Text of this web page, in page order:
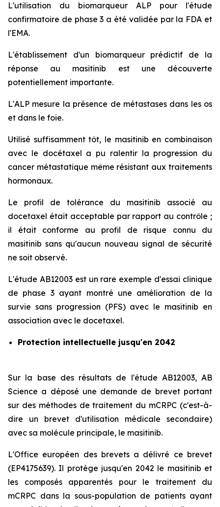
L'utilisation du biomarqueur ALP pour l'étude
confirmatoire de phase 3 a été validée par la FDA et
l'EMA.
L'établissement d'un biomarqueur prédictif de la
réponse au masitinib est une découverte
potentiellement importante.
L'ALP mesure la présence de métastases dans les os
et dans le foie.
Utilisé suffisamment tôt, le masitinib en combinaison
avec le docétaxel a pu ralentir la progression du
cancer métastatique même résistant aux traitements
hormonaux.
Le profil de tolérance du masitinib associé au
docetaxel était acceptable par rapport au contrôle ;
il était conforme au profil de risque connu du
masitinib sans qu'aucun nouveau signal de sécurité
ne soit observé.
L'étude AB12003 est un rare exemple d'essai clinique
de phase 3 ayant montré une amélioration de la
survie sans progression (PFS) avec le masitinib en
association avec le docetaxel.
Protection intellectuelle jusqu'en 2042
Sur la base des résultats de l'étude AB12003, AB
Science a déposé une demande de brevet portant
sur des méthodes de traitement du mCRPC (c'est-à-
dire un brevet d'utilisation médicale secondaire)
avec sa molécule principale, le masitinib.
L'Office européen des brevets a délivré ce brevet
(EP4175639). Il protège jusqu'en 2042 le masitinib et
les composés apparentés pour le traitement du
mCRPC dans la sous-population de patients ayant